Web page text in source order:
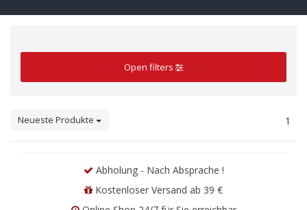
Open filters
Neueste Produkte 1
Abholung - Nach Absprache !
Kostenloser Versand ab 39 €